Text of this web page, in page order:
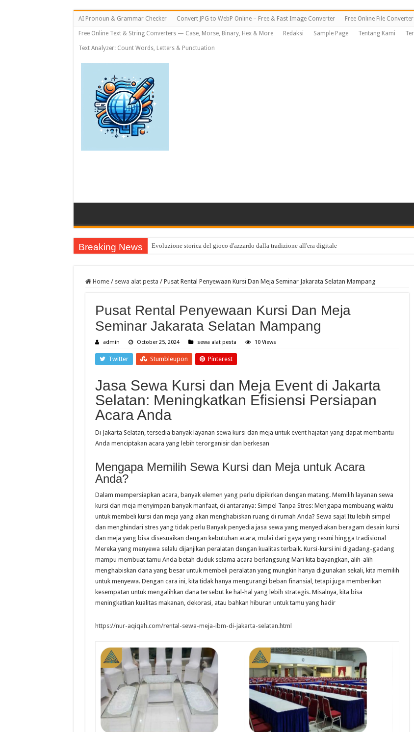
AI Pronoun & Grammar Checker Convert JPG to WebP Online – Free & Fast Image Converter Free Online File
Free Online Text & String Converters — Case, Morse, Binary, Hex & More Redaksi Sample Page Tentang Kami
Text Analyzer: Count Words, Letters & Punctuation
Breaking News Evoluzione storica del gioco d'azzardo dalla tradizione all'era digitale
Home / sewa alat pesta / Pusat Rental Penyewaan Kursi Dan Meja Seminar Jakarata Selatan Mampang
Pusat Rental Penyewaan Kursi Dan Meja
Seminar Jakarata Selatan Mampang
admin October 25, 2024 sewa alat pesta 10 Views
Twitter Stumbleupon Pinterest
Jasa Sewa Kursi dan Meja Event di Jakarta
Selatan: Meningkatkan Efisiensi Persiapan
Acara Anda
Di Jakarta Selatan, tersedia banyak layanan sewa kursi dan meja untuk event hajatan yang dapat membantu
Anda menciptakan acara yang lebih terorganisir dan berkesan
Mengapa Memilih Sewa Kursi dan Meja untuk Acara
Anda?
Dalam mempersiapkan acara, banyak elemen yang perlu dipikirkan dengan matang. Memilih layanan sewa
kursi dan meja menyimpan banyak manfaat, di antaranya: Simpel Tanpa Stres: Mengapa membuang waktu
untuk membeli kursi dan meja yang akan menghabiskan ruang di rumah Anda? Sewa saja! Itu lebih simpel
dan menghindari stres yang tidak perlu Banyak penyedia jasa sewa yang menyediakan beragam desain kursi
dan meja yang bisa disesuaikan dengan kebutuhan acara, mulai dari gaya yang resmi hingga tradisional
Mereka yang menyewa selalu dijanjikan peralatan dengan kualitas terbaik. Kursi-kursi ini digadang-gadang
mampu membuat tamu Anda betah duduk selama acara berlangsung Mari kita bayangkan, alih-alih
menghabiskan dana yang besar untuk membeli peralatan yang mungkin hanya digunakan sekali, kita memilih
untuk menyewa. Dengan cara ini, kita tidak hanya mengurangi beban finansial, tetapi juga memberikan
kesempatan untuk mengalihkan dana tersebut ke hal-hal yang lebih strategis. Misalnya, kita bisa
meningkatkan kualitas makanan, dekorasi, atau bahkan hiburan untuk tamu yang hadir
https://nur-aqiqah.com/rental-sewa-meja-ibm-di-jakarta-selatan.html